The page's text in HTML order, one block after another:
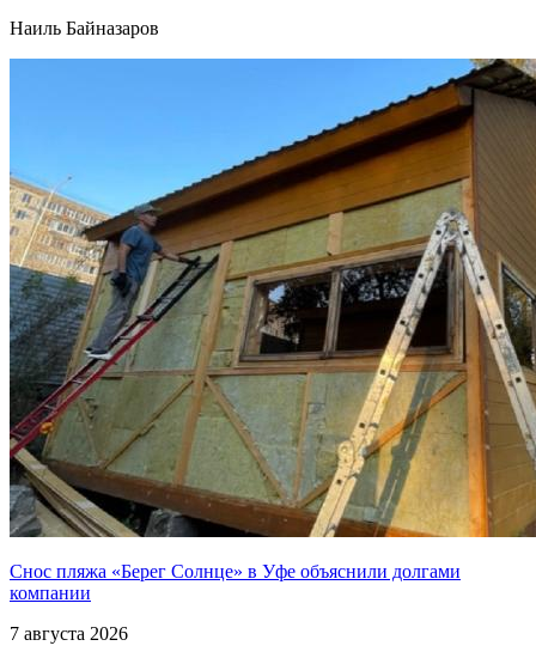
Наиль Байназаров
Снос пляжа «Берег Солнце» в Уфе объяснили долгами
компании
7 августа 2026